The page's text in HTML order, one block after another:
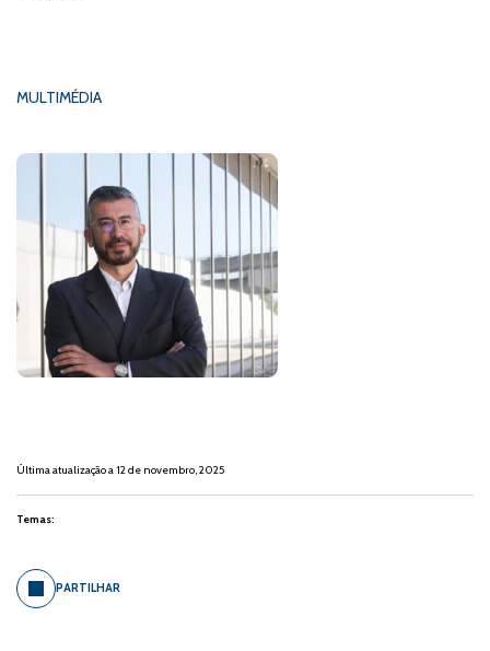
MULTIMÉDIA
Última atualização a 12 de novembro, 2025
Temas:
PARTILHAR